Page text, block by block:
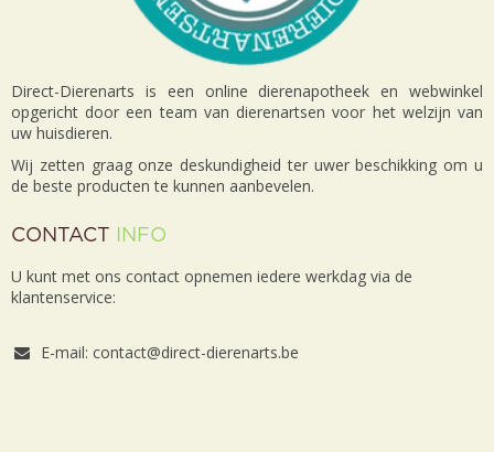
Direct-Dierenarts is een online dierenapotheek en webwinkel
opgericht door een team van dierenartsen voor het welzijn van
uw huisdieren.
Wij zetten graag onze deskundigheid ter uwer beschikking om u
de beste producten te kunnen aanbevelen.
CONTACT INFO
U kunt met ons contact opnemen iedere werkdag via de
klantenservice:
E-mail: contact@direct-dierenarts.be